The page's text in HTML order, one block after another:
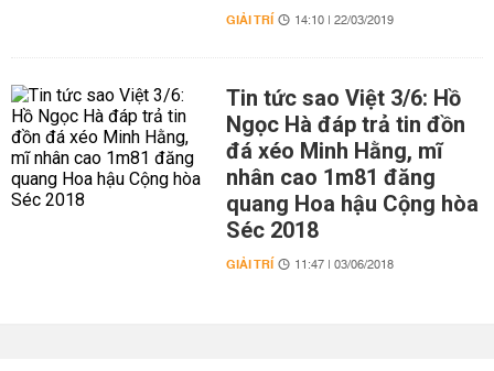
GIẢI TRÍ 14:10 | 22/03/2019
Tin tức sao Việt 3/6: Hồ
Ngọc Hà đáp trả tin đồn
đá xéo Minh Hằng, mĩ
nhân cao 1m81 đăng
quang Hoa hậu Cộng hòa
Séc 2018
GIẢI TRÍ 11:47 | 03/06/2018